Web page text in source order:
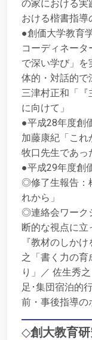
の家における
おける楷書指導
●創価大学教育
コーディネー
で深い学び」を
体的・対話的で
三津村正和「『
に向けて」
●平成28年度創
加藤康紀「これ
牧口先生であっ
●平成29年度創
◎修了生報告：
れから」
◎連絡会ワーク
断的な視点に
『教材のしか
之「書く力の育
り」／ 佐生秀
足･集団宿泊的
前・事後指導の
◇創大教育